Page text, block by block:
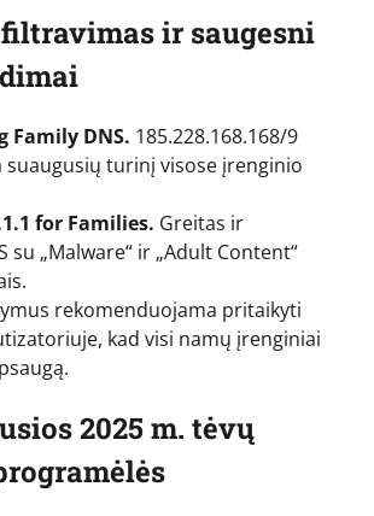
ir saugesni
Family DNS. 185.228.168.168/9
suaugusių turinį visose įrenginio
for Families. Greitas ir
su „Malware“ ir „Adult Content“
rekomenduojama pritaikyti
kad visi namų įrenginiai
2025 m. tėvų